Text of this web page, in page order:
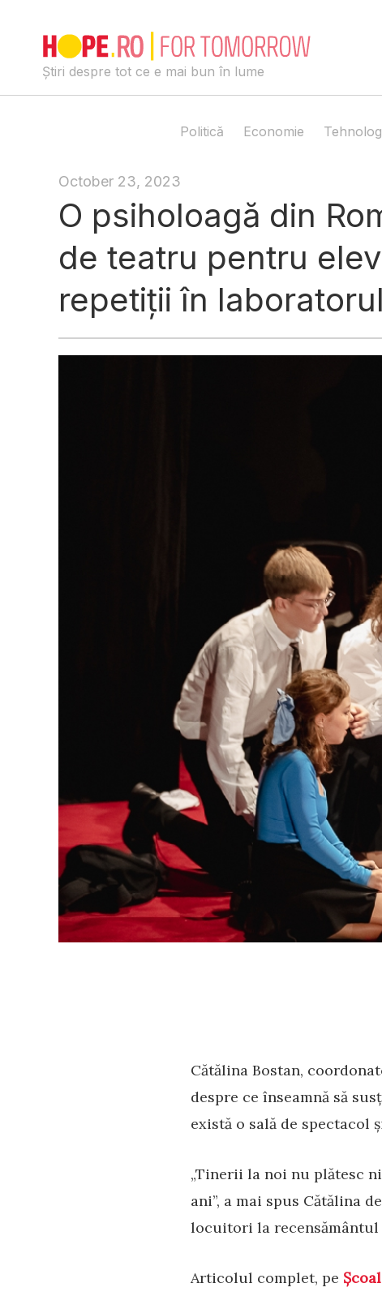
contentȘtiri despre tot ce e mai bun în lume
Politică Economie
October 23, 2023
O psiholoagă din
de teatru pentru
repetiții în
Cătălina Bostan,
despre ce înseamnă să
există o sală de
„Tinerii la noi nu plătesc
ani”, a mai spus Cătălina
locuitori la recensământul
Articolul complet, pe